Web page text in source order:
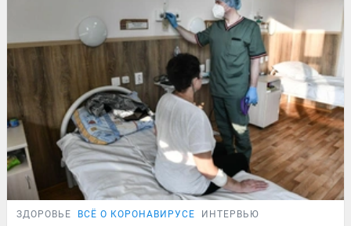
ЗДОРОВЬЕ ВСЁ О КОРОНАВИРУСЕ ИНТЕРВЬЮ